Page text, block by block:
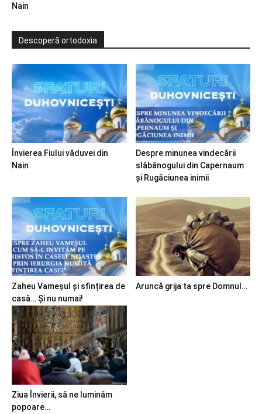
Nain
Descoperă ortodoxia
Învierea Fiului văduvei din
Nain
Despre minunea vindecării
slăbănogului din Capernaum
și Rugăciunea inimii
Zaheu Vameșul și sfințirea de
casă… Și nu numai!
Aruncă grija ta spre Domnul…
Ziua Învierii, să ne luminăm
popoare…